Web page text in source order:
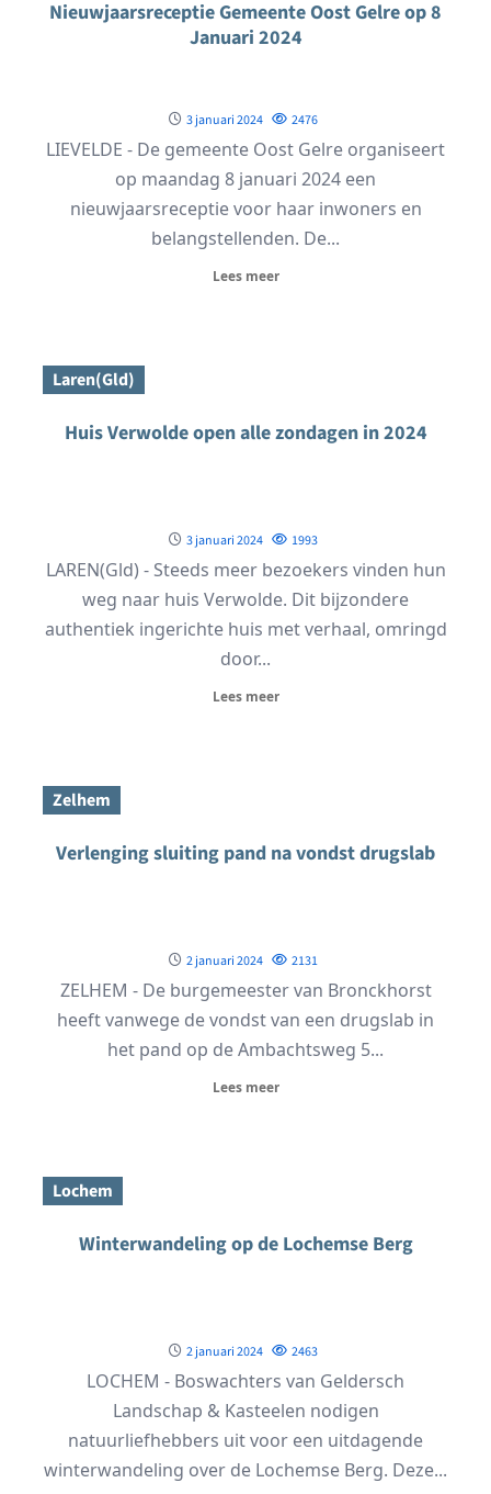
Nieuwjaarsreceptie Gemeente Oost Gelre op 8
Januari 2024
3 januari 2024 2476
LIEVELDE - De gemeente Oost Gelre organiseert
op maandag 8 januari 2024 een
nieuwjaarsreceptie voor haar inwoners en
belangstellenden. De...
Lees meer
Laren(Gld)
Huis Verwolde open alle zondagen in 2024
3 januari 2024 1993
LAREN(Gld) - Steeds meer bezoekers vinden hun
weg naar huis Verwolde. Dit bijzondere
authentiek ingerichte huis met verhaal, omringd
door...
Lees meer
Zelhem
Verlenging sluiting pand na vondst drugslab
2 januari 2024 2131
ZELHEM - De burgemeester van Bronckhorst
heeft vanwege de vondst van een drugslab in
het pand op de Ambachtsweg 5...
Lees meer
Lochem
Winterwandeling op de Lochemse Berg
2 januari 2024 2463
LOCHEM - Boswachters van Geldersch
Landschap & Kasteelen nodigen
natuurliefhebbers uit voor een uitdagende
winterwandeling over de Lochemse Berg. Deze...